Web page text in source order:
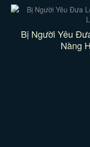
Bị Người Yêu
Nàng